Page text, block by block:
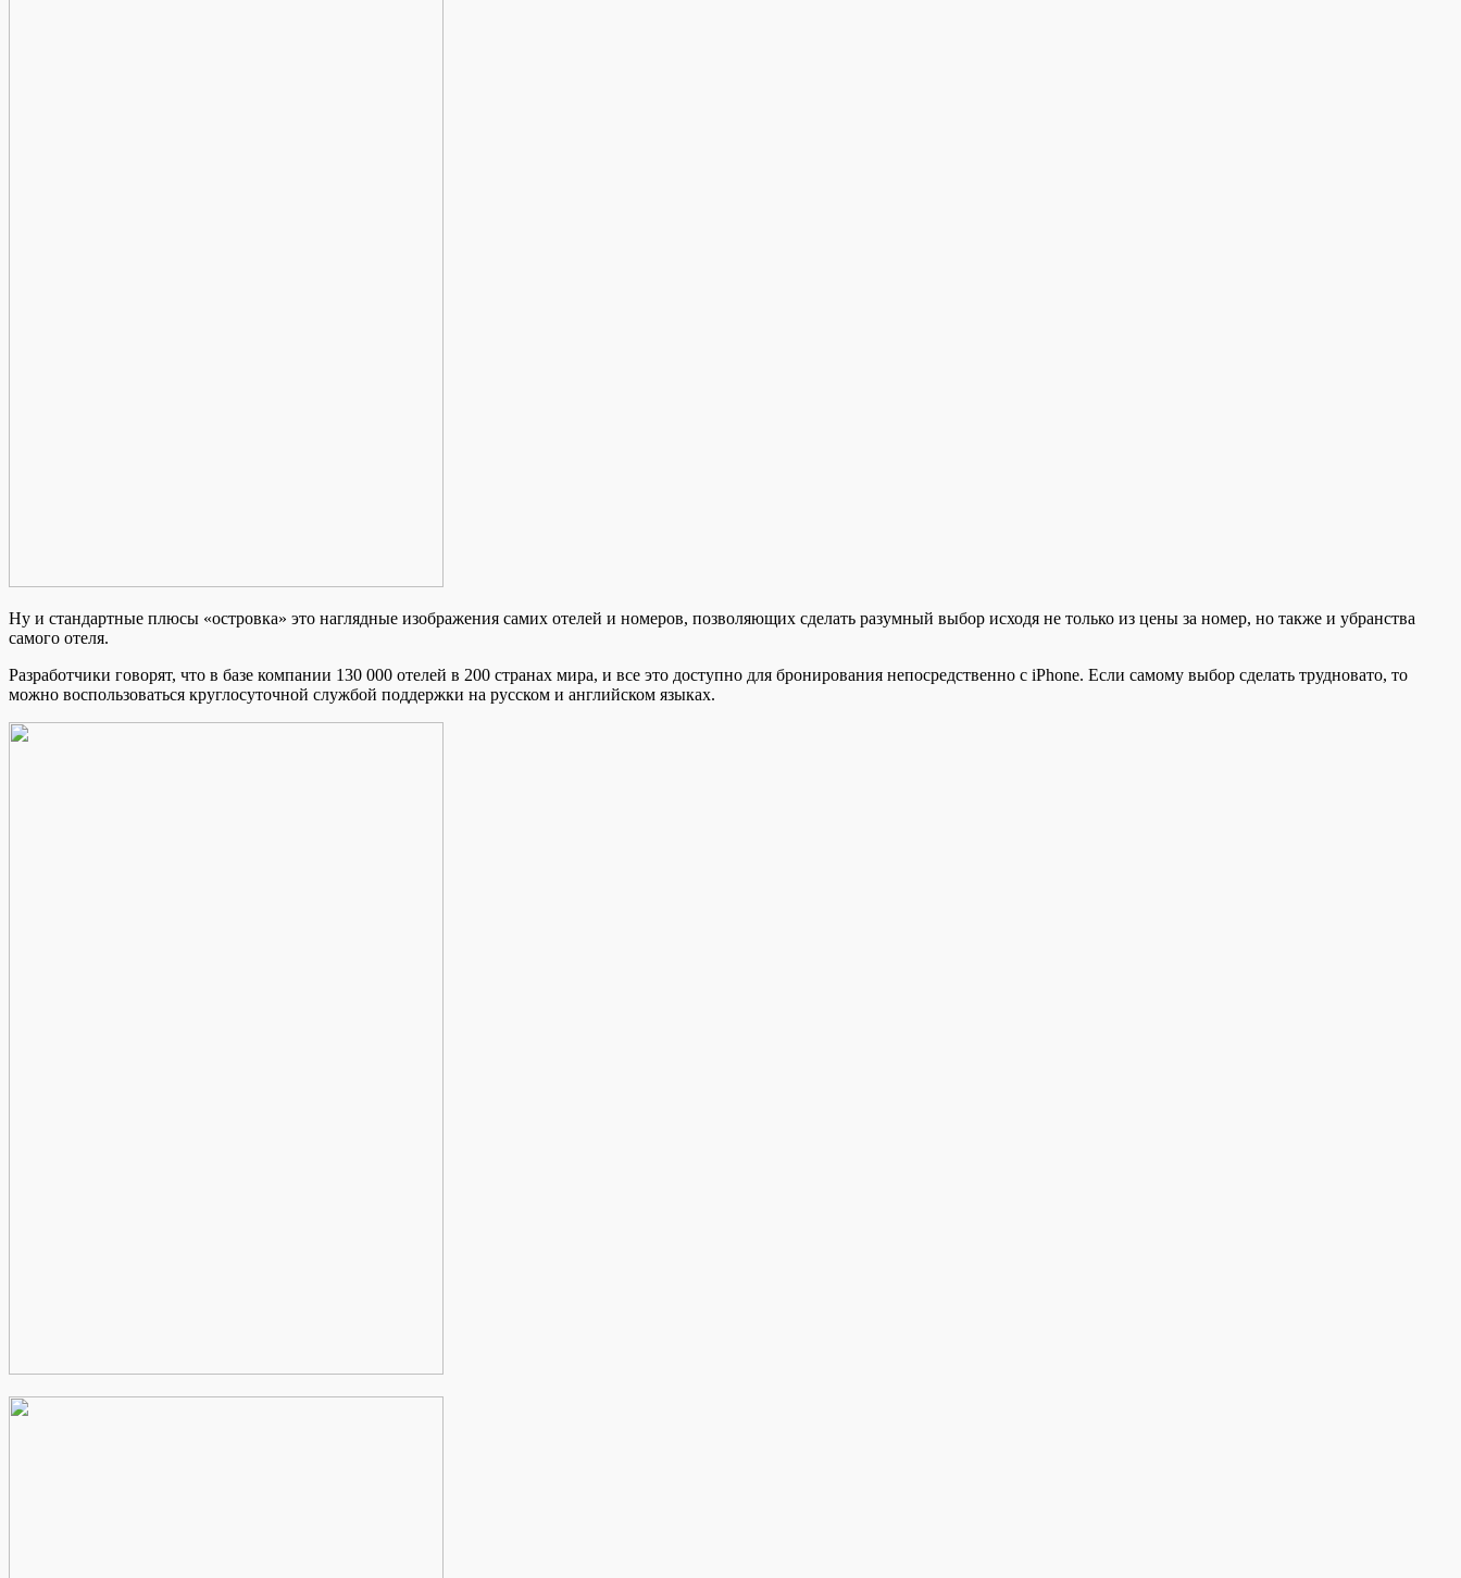
Ну и стандартные плюсы «островка» это наглядные изображения самих отелей и номеров, позволяющих сделать разумный выбор исходя не только из цены за номер, но также и убранства
самого отеля.
Разработчики говорят, что в базе компании 130 000 отелей в 200 странах мира, и все это доступно для бронирования непосредственно с iPhone. Если самому выбор сделать трудновато, то
можно воспользоваться круглосуточной службой поддержки на русском и английском языках.